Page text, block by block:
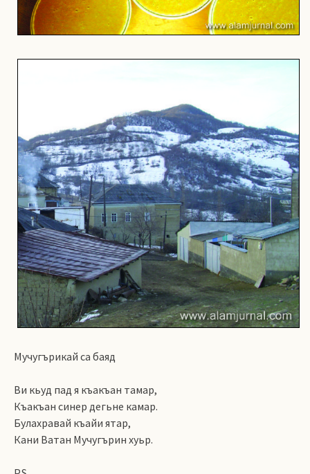
Мучугърикай са баяд
Ви кьуд пад я къакъан тамар,
Къакъан синер дегьне камар.
Булахравай къайи ятар,
Кани Ватан Мучугърин хуьр.